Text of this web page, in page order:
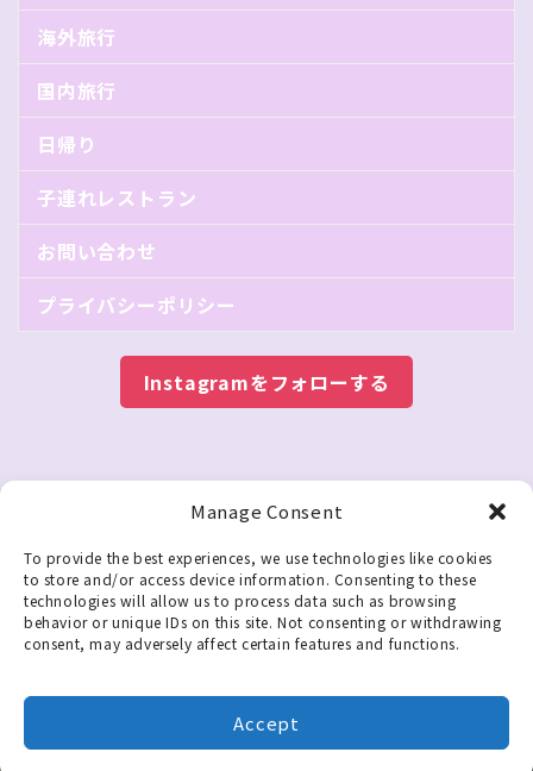
Manage Consent
To provide the best experiences, we use technologies like cookies
to store and/or access device information. Consenting to these
technologies will allow us to process data such as browsing
behavior or unique IDs on this site. Not consenting or withdrawing
consent, may adversely affect certain features and functions.
Accept
海外旅行
国内旅行
日帰り
子連れレストラン
お問い合わせ
プライバシーポリシー
Instagramをフォローする
います。 記事内のリンクから商品を購入される
投資×子連れ旅
© 2026 まるぽてママ